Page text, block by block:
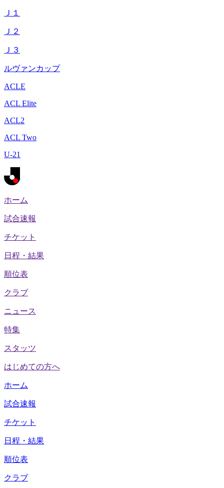
Ｊ１
Ｊ２
Ｊ３
ルヴァンカップ
ACLE
ACL Elite
ACL2
ACL Two
U-21
ホーム
試合速報
チケット
日程・結果
順位表
クラブ
ニュース
特集
スタッツ
はじめての方へ
ホーム
試合速報
チケット
日程・結果
順位表
クラブ